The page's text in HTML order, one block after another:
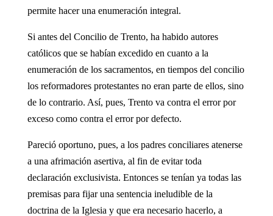
permite hacer una enumeración integral.
Si antes del Concilio de Trento, ha habido autores
católicos que se habían excedido en cuanto a la
enumeración de los sacramentos, en tiempos del concilio
los reformadores protestantes no eran parte de ellos, sino
de lo contrario. Así, pues, Trento va contra el error por
exceso como contra el error por defecto.
Pareció oportuno, pues, a los padres conciliares atenerse
a una afrimación asertiva, al fin de evitar toda
declaración exclusivista. Entonces se tenían ya todas las
premisas para fijar una sentencia ineludible de la
doctrina de la Iglesia y que era necesario hacerlo, a